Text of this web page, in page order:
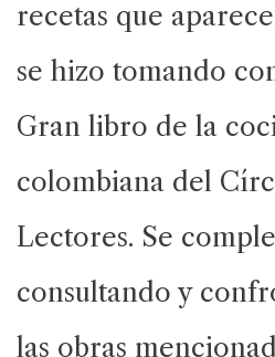
recetas que
se hizo tomando
Gran libro de la
colombiana del
Lectores. Se
consultando y
las obras